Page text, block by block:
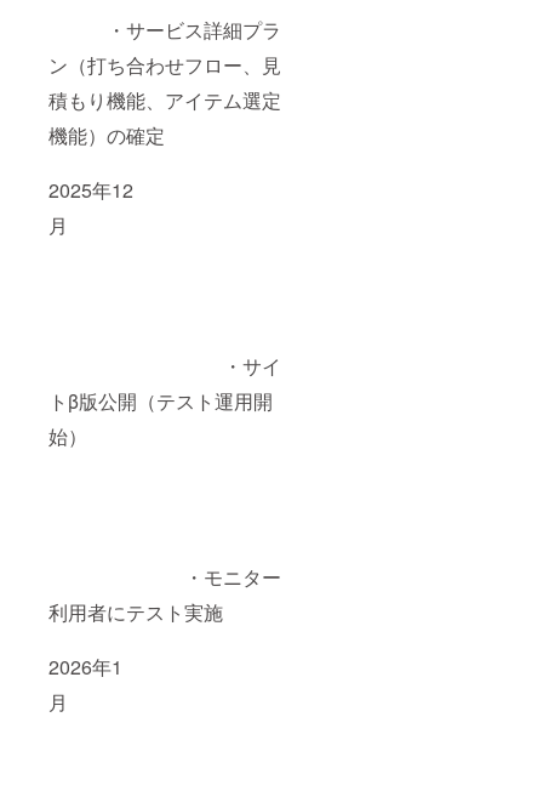
・サービス詳細プラ
ン（打ち合わせフロー、見
積もり機能、アイテム選定
機能）の確定
2025年12
月
・サイ
トβ版公開（テスト運用開
始）
・モニター
利用者にテスト実施
2026年1
月